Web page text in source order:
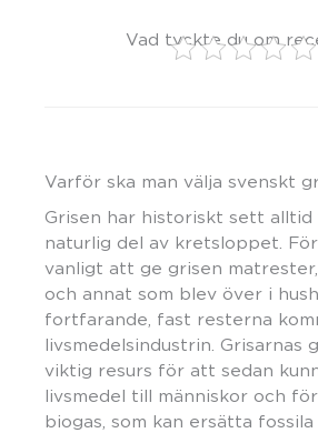
Vad tyckte du om
Varför ska man välja svenskt
Grisen har historiskt sett alltid
naturlig del av kretsloppet.
vanligt att ge grisen
och annat som blev över i
fortfarande, fast resterna
livsmedelsindustrin. Grisarnas
viktig resurs för att sedan
livsmedel till människor och
biogas, som kan ersätta fossila